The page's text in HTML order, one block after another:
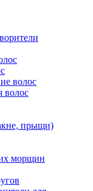
волос
волос
прыщи)
морщин